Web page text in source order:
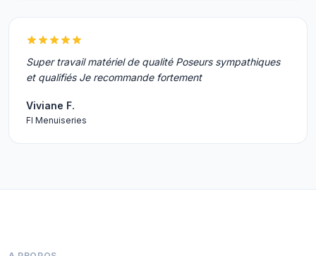
Super travail matériel de qualité Poseurs sympathiques
et qualifiés Je recommande fortement
Viviane F.
Fl Menuiseries